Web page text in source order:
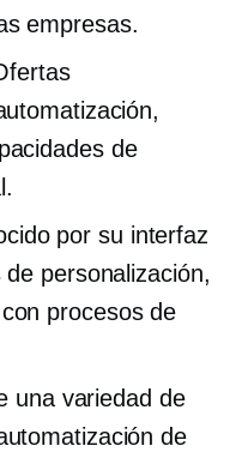
empresas.
de
por su interfaz
personalización,
procesos de
una variedad de
de